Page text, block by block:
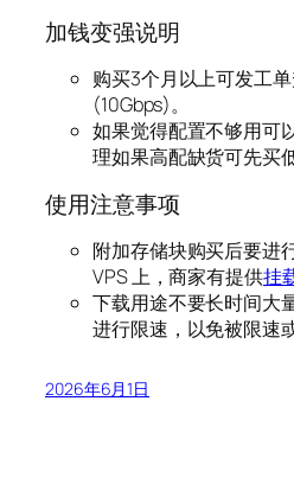
加钱变强说明
购买3个月以上可发工
(10Gbps)。
如果觉得配置不够用可
理如果高配缺货可先买
使用注意事项
附加存储块购买后要进
VPS 上，商家有提供挂
下载用途不要长时间大
进行限速，以免被限速
2026年6月1日